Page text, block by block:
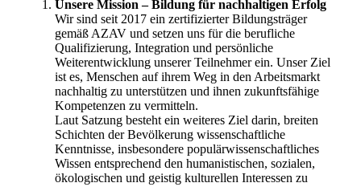
Unsere Mission – Bildung für nachhaltigen Erfolg
Wir sind seit 2017 ein zertifizierter Bildungsträger
gemäß AZAV und setzen uns für die berufliche
Qualifizierung, Integration und persönliche
Weiterentwicklung unserer Teilnehmer ein. Unser Ziel
ist es, Menschen auf ihrem Weg in den Arbeitsmarkt
nachhaltig zu unterstützen und ihnen zukunftsfähige
Kompetenzen zu vermitteln.
Laut Satzung besteht ein weiteres Ziel darin, breiten
Schichten der Bevölkerung wissenschaftliche
Kenntnisse, insbesondere populärwissenschaftliches
Wissen entsprechend den humanistischen, sozialen,
ökologischen und geistig kulturellen Interessen zu